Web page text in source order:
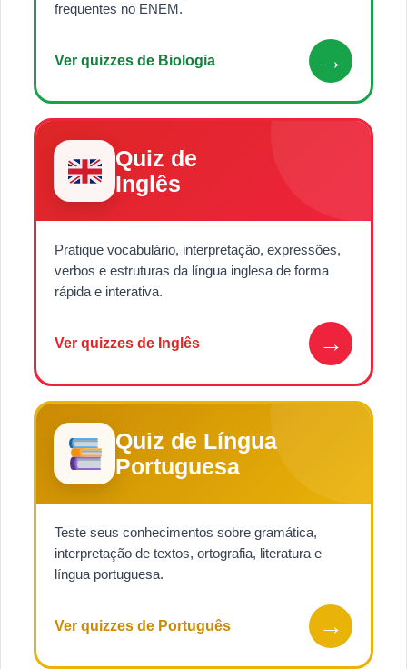
frequentes no ENEM.
Ver quizzes de Biologia →
Quiz de
Inglês
Pratique vocabulário, interpretação, expressões,
verbos e estruturas da língua inglesa de forma
rápida e interativa.
Ver quizzes de Inglês →
Quiz de Língua
Portuguesa
Teste seus conhecimentos sobre gramática,
interpretação de textos, ortografia, literatura e
língua portuguesa.
Ver quizzes de Português →